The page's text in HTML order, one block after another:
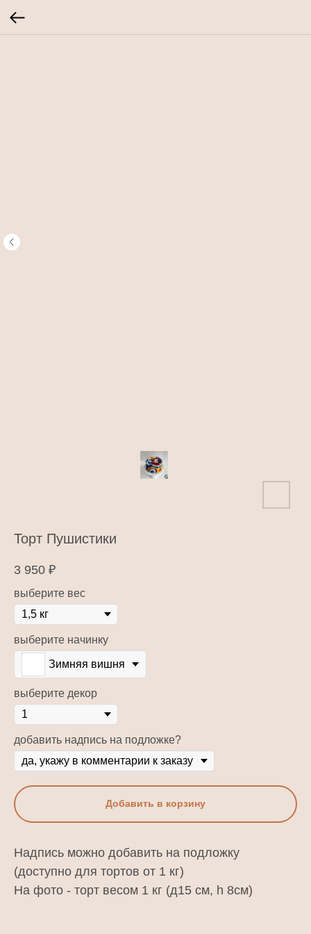
Торт Пушистики
3 950 ₽
выберите вес
выберите начинку
Зимняя вишня
выберите декор
добавить надпись на подложке?
Добавить в корзину
Надпись можно добавить на подложку
(доступно для тортов от 1 кг)
На фото - торт весом 1 кг (д15 см, h 8см)